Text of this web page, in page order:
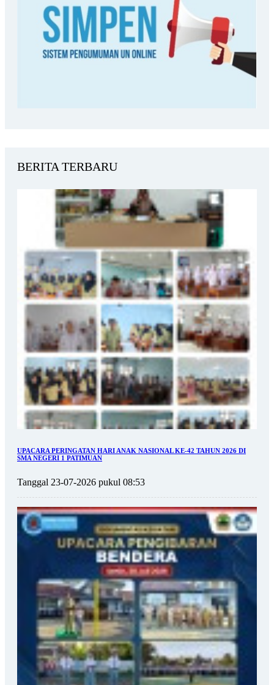
BERITA TERBARU
UPACARA PERINGATAN HARI ANAK NASIONAL KE-42 TAHUN 2026 DI
SMA NEGERI 1 PATIMUAN
Tanggal 23-07-2026 pukul 08:53